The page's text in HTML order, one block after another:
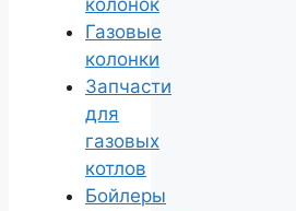
колонок
Газовые
колонки
Запчасти
для
газовых
котлов
Бойлеры